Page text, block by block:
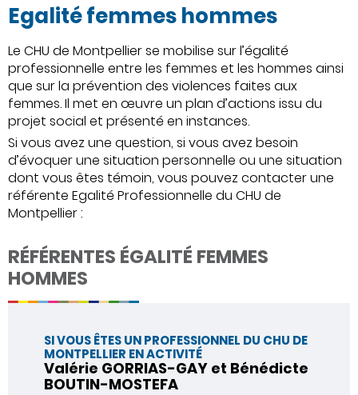
Egalité femmes hommes
Le CHU de Montpellier se mobilise sur l’égalité
professionnelle entre les femmes et les hommes ainsi
que sur la prévention des violences faites aux
femmes. Il met en œuvre un plan d’actions issu du
projet social et présenté en instances.
Si vous avez une question, si vous avez besoin
d’évoquer une situation personnelle ou une situation
dont vous êtes témoin, vous pouvez contacter une
référente Egalité Professionnelle du CHU de
Montpellier :
RÉFÉRENTES ÉGALITÉ FEMMES
HOMMES
SI VOUS ÊTES UN PROFESSIONNEL DU CHU DE
MONTPELLIER EN ACTIVITÉ
Valérie GORRIAS-GAY et Bénédicte
BOUTIN-MOSTEFA